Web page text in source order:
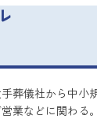
葬儀社から中小
業などに関わる